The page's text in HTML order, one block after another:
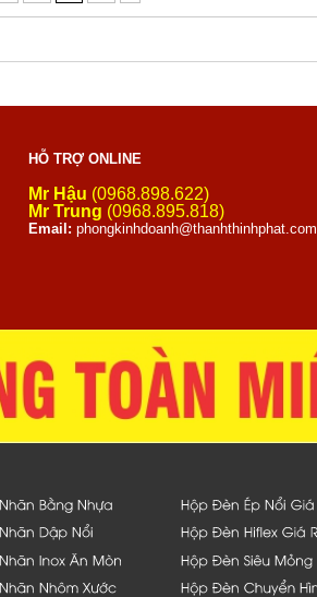
HỖ TRỢ ONLINE
Mr Hậu (0968.898.622)
Mr Trung (0968.895.818)
Email: phongkinhdoanh@thanhthinhphat.com